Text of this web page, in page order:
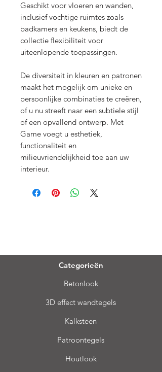
Geschikt voor vloeren en wanden,
inclusief vochtige ruimtes zoals
badkamers en keukens, biedt de
collectie flexibiliteit voor
uiteenlopende toepassingen.
De diversiteit in kleuren en patronen
maakt het mogelijk om unieke en
persoonlijke combinaties te creëren,
of u nu streeft naar een subtiele stijl
of een opvallend ontwerp. Met
Game voegt u esthetiek,
functionaliteit en
milieuvriendelijkheid toe aan uw
interieur.
Categorieën
Betonlook
3D effect wandtegels
Kalksteen
Patroontegels
Houtlook